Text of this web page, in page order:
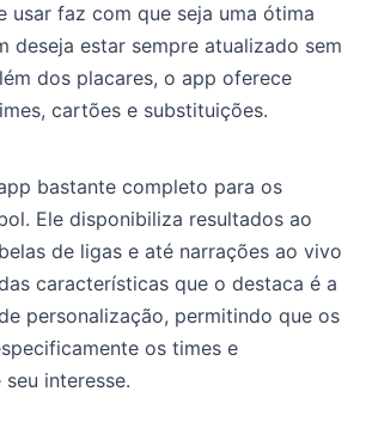
usar faz com que seja uma ótima
deseja estar sempre atualizado sem
dos placares, o app oferece
cartões e substituições.
bastante completo para os
Ele disponibiliza resultados ao
de ligas e até narrações ao vivo
características que o destaca é a
personalização, permitindo que os
os times e
interesse.